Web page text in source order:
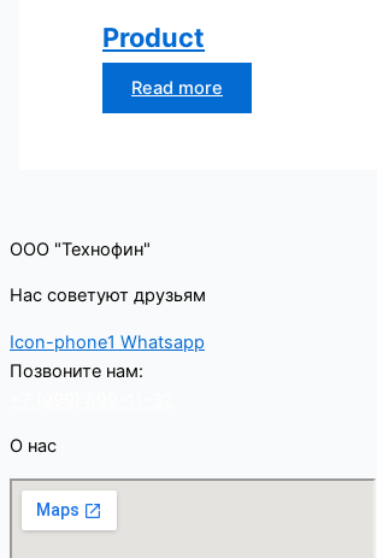
Product
Read more
ООО "Технофин"
Нас советуют друзьям
Icon-phone1 Whatsapp
Позвоните нам:
О нас